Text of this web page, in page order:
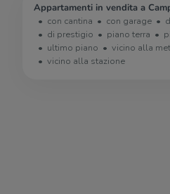
Appartamenti in vendita a
con cantina
con garage
di prestigio
piano terra
ultimo piano
vicino alla
vicino alla stazione